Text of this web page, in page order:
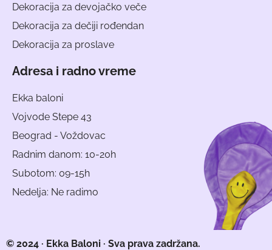
Dekoracija za devojačko veče
Dekoracija za dečiji rođendan
Dekoracija za proslave
Adresa i radno vreme
Ekka baloni
Vojvode Stepe 43
Beograd - Voždovac
Radnim danom: 10-20h
Subotom: 09-15h
Nedelja: Ne radimo
© 2024 · Ekka Baloni · Sva prava zadržana.